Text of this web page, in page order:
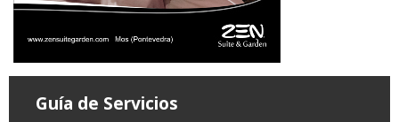
Guía de Servicios